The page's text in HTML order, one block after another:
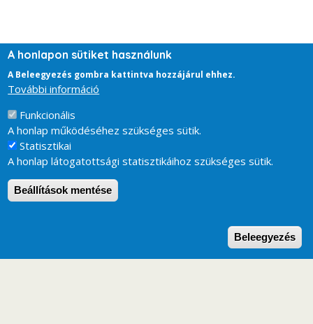
A honlapon sütiket használunk
A Beleegyezés gombra kattintva hozzájárul ehhez.
További információ
Funkcionális
A honlap működéséhez szükséges sütik.
Statisztikai
A honlap látogatottsági statisztikáihoz szükséges sütik.
Beállítások mentése
Beleegyezés